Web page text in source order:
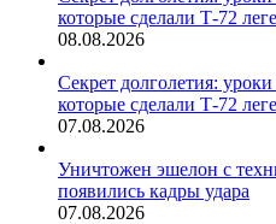
которые сделали Т-72
08.08.2026
Секрет долголетия:
которые сделали Т-72
07.08.2026
Уничтожен эшелон с
появились кадры удара
07.08.2026